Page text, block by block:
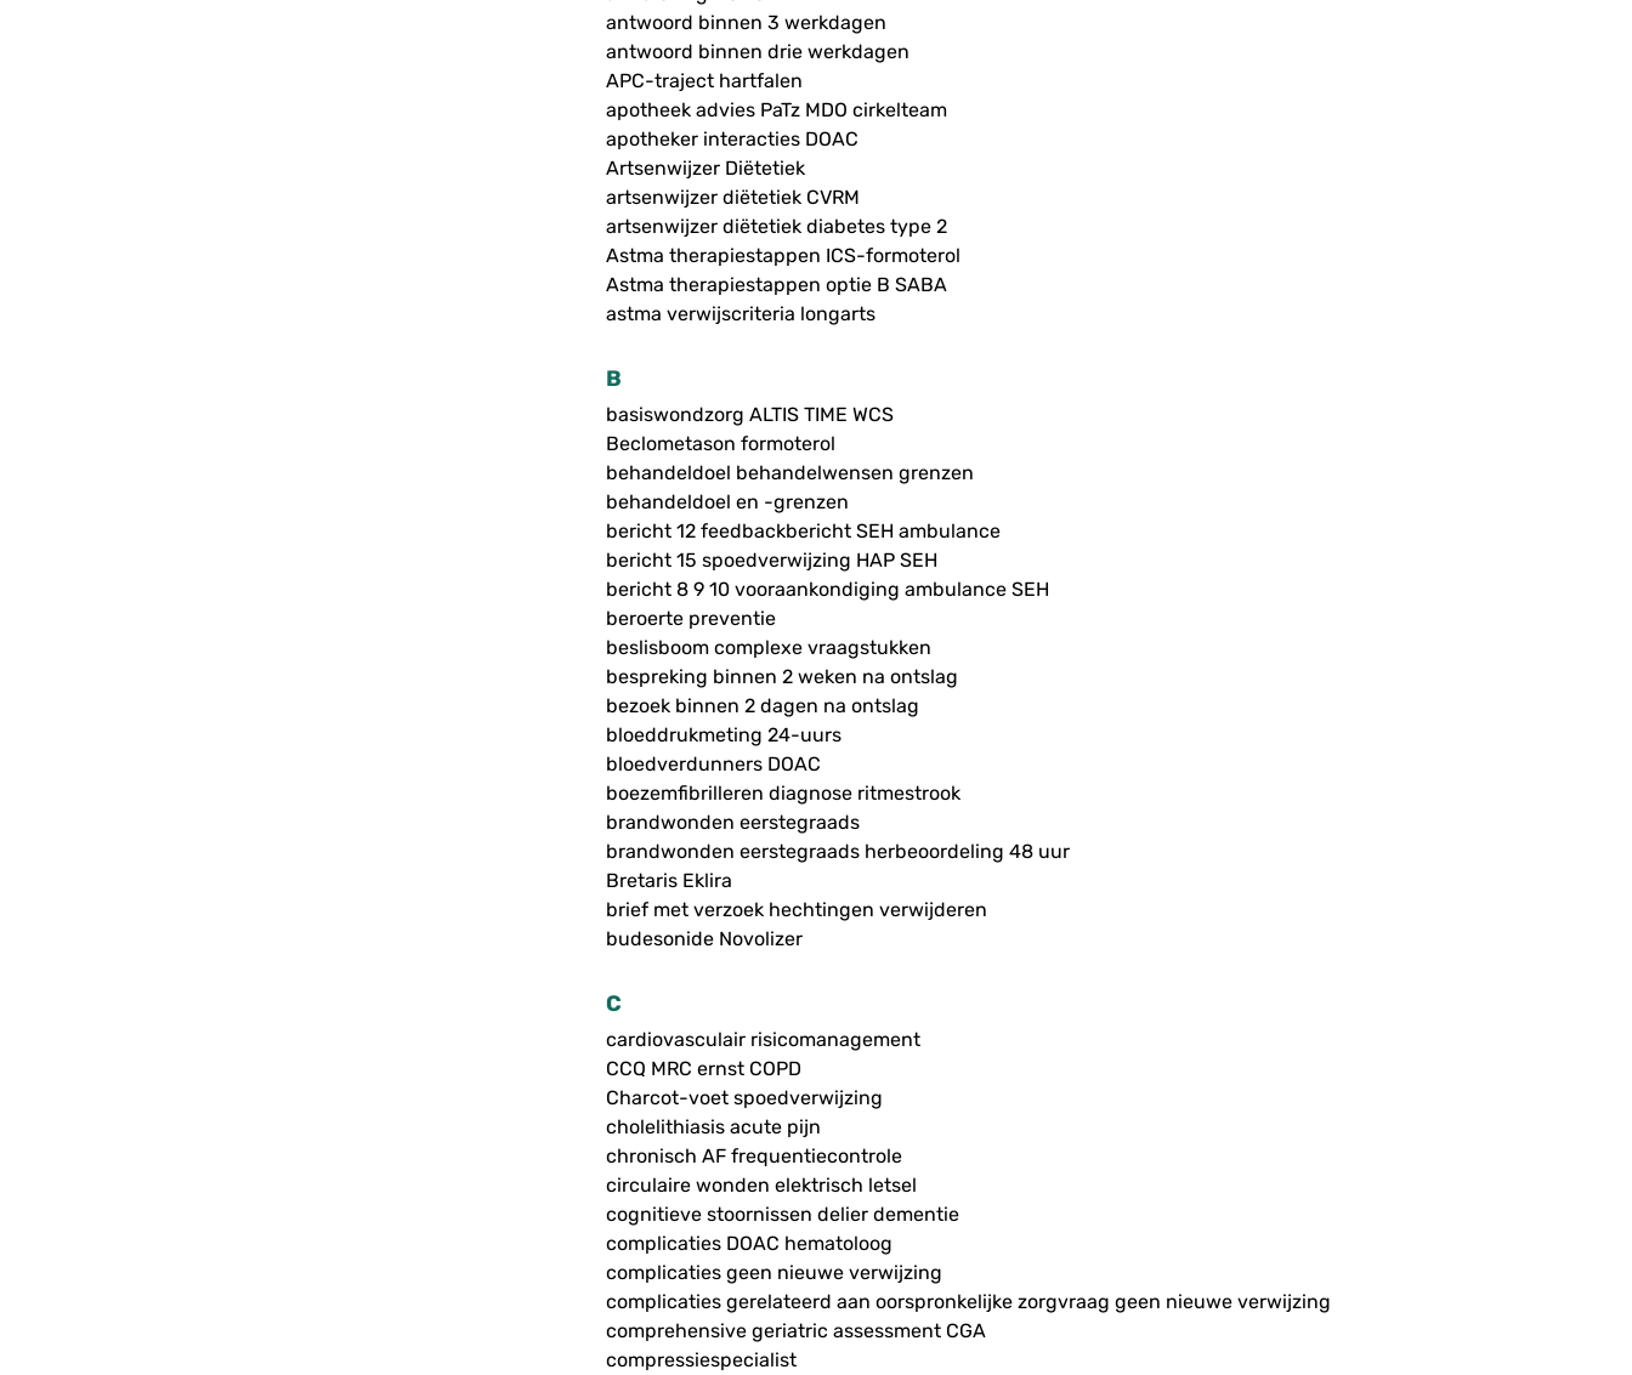
antwoord binnen 3 werkdagen
antwoord binnen drie werkdagen
APC-traject hartfalen
apotheek advies PaTz MDO cirkelteam
apotheker interacties DOAC
Artsenwijzer Diëtetiek
artsenwijzer diëtetiek CVRM
artsenwijzer diëtetiek diabetes type 2
Astma therapiestappen ICS-formoterol
Astma therapiestappen optie B SABA
astma verwijscriteria longarts
B
basiswondzorg ALTIS TIME WCS
Beclometason formoterol
behandeldoel behandelwensen grenzen
behandeldoel en -grenzen
bericht 12 feedbackbericht SEH ambulance
bericht 15 spoedverwijzing HAP SEH
bericht 8 9 10 vooraankondiging ambulance SEH
beroerte preventie
beslisboom complexe vraagstukken
bespreking binnen 2 weken na ontslag
bezoek binnen 2 dagen na ontslag
bloeddrukmeting 24-uurs
bloedverdunners DOAC
boezemfibrilleren diagnose ritmestrook
brandwonden eerstegraads
brandwonden eerstegraads herbeoordeling 48 uur
Bretaris Eklira
brief met verzoek hechtingen verwijderen
budesonide Novolizer
C
cardiovasculair risicomanagement
CCQ MRC ernst COPD
Charcot-voet spoedverwijzing
cholelithiasis acute pijn
chronisch AF frequentiecontrole
circulaire wonden elektrisch letsel
cognitieve stoornissen delier dementie
complicaties DOAC hematoloog
complicaties geen nieuwe verwijzing
complicaties gerelateerd aan oorspronkelijke zorgvraag geen nieuwe verwijzing
comprehensive geriatric assessment CGA
compressiespecialist